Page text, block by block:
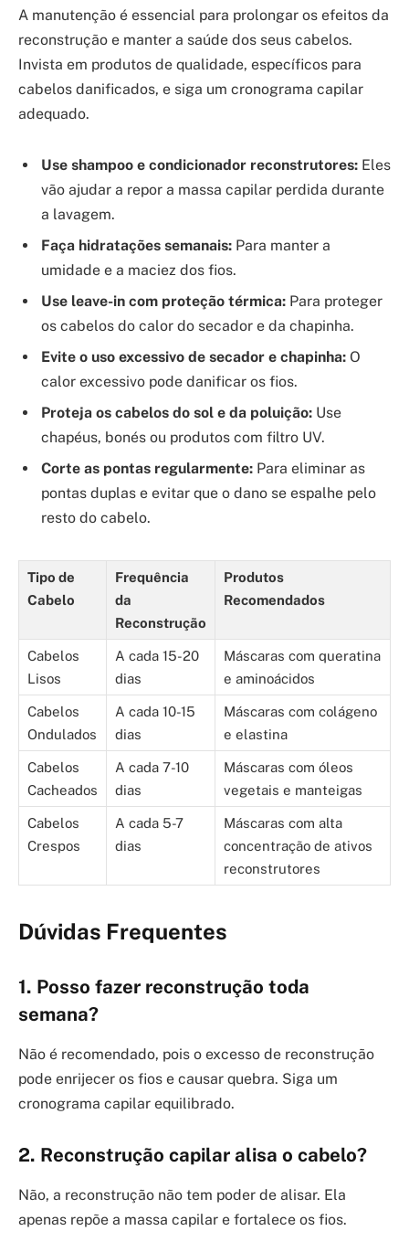
A manutenção é essencial para prolongar os efeitos da
reconstrução e manter a saúde dos seus cabelos.
Invista em produtos de qualidade, específicos para
cabelos danificados, e siga um cronograma capilar
adequado.
Use shampoo e condicionador reconstrutores: Eles
vão ajudar a repor a massa capilar perdida durante
a lavagem.
Faça hidratações semanais: Para manter a
umidade e a maciez dos fios.
Use leave-in com proteção térmica: Para proteger
os cabelos do calor do secador e da chapinha.
Evite o uso excessivo de secador e chapinha: O
calor excessivo pode danificar os fios.
Proteja os cabelos do sol e da poluição: Use
chapéus, bonés ou produtos com filtro UV.
Corte as pontas regularmente: Para eliminar as
pontas duplas e evitar que o dano se espalhe pelo
resto do cabelo.
Tipo de
Cabelo
Frequência
da
Reconstrução
Produtos
Recomendados
Cabelos
Lisos
A cada 15-20
dias
Máscaras com queratina
e aminoácidos
Cabelos
Ondulados
A cada 10-15
dias
Máscaras com colágeno
e elastina
Cabelos
Cacheados
A cada 7-10
dias
Máscaras com óleos
vegetais e manteigas
Cabelos
Crespos
A cada 5-7
dias
Máscaras com alta
concentração de ativos
reconstrutores
Dúvidas Frequentes
1. Posso fazer reconstrução toda
semana?
Não é recomendado, pois o excesso de reconstrução
pode enrijecer os fios e causar quebra. Siga um
cronograma capilar equilibrado.
2. Reconstrução capilar alisa o cabelo?
Não, a reconstrução não tem poder de alisar. Ela
apenas repõe a massa capilar e fortalece os fios.